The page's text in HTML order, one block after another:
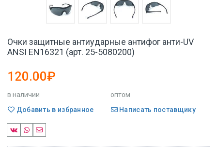
Очки защитные антиударные антифог анти-UV
ANSI EN16321 (арт. 25-5080200)
120.00₽
в наличии
оптом
Добавить в избранное
Написать поставщику